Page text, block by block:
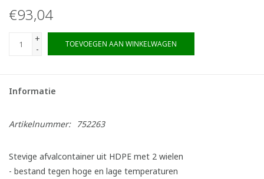
€93,04
+
-
TOEVOEGEN AAN WINKELWAGEN
Informatie
Artikelnummer: 752263
Stevige afvalcontainer uit HDPE met 2 wielen
- bestand tegen hoge en lage temperaturen